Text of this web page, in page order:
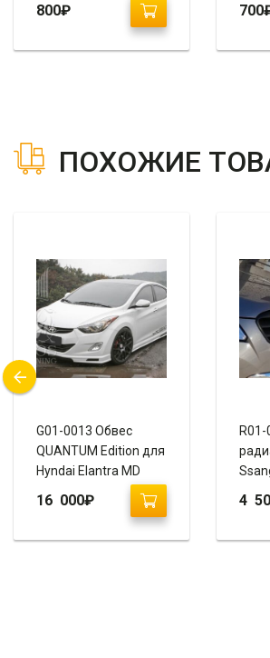
800₽ 700
ПОХОЖИЕ
G01-0013 Обвес
QUANTUM Edition для
Hyndai Elantra MD
16 000₽ 4